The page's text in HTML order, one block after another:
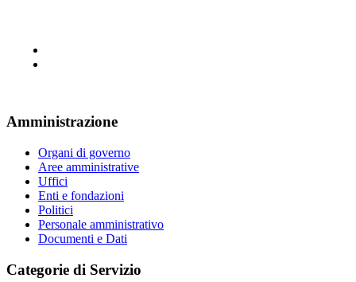
Amministrazione
Organi di governo
Aree amministrative
Uffici
Enti e fondazioni
Politici
Personale amministrativo
Documenti e Dati
Categorie di Servizio